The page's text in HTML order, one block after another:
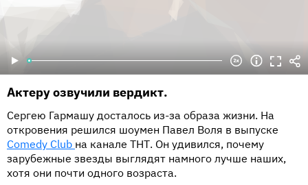
Актеру озвучили вердикт.
Сергею Гармашу досталось из-за образа жизни. На
откровения решился шоумен Павел Воля в выпуске
Comedy Club на канале ТНТ. Он удивился, почему
зарубежные звезды выглядят намного лучше наших,
хотя они почти одного возраста.